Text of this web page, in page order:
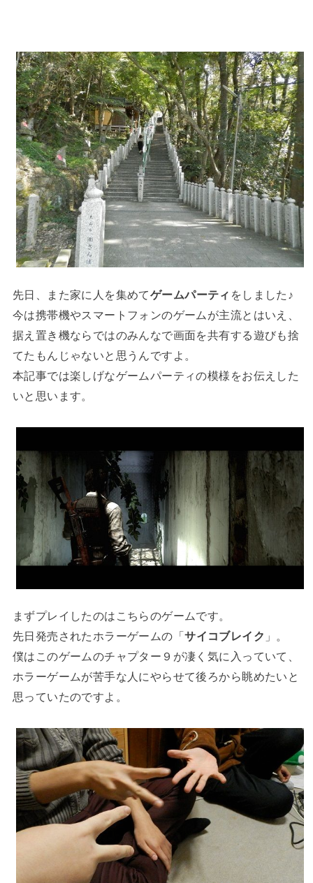
先日、また家に人を集めてゲームパーティ をしました♪
今は携帯機やスマートフォンのゲームが主流とはいえ、
据え置き機ならではのみんなで画面を共有する遊びも捨
てたもんじゃないと思うんですよ。
本記事では楽しげなゲームパーティの模様をお伝えした
いと思います。
まずプレイしたのはこちらのゲームです。
先日発売されたホラーゲームの「サイコブレイク 」。
僕はこのゲームのチャプター９が凄く気に入っていて、
ホラーゲームが苦手な人にやらせて後ろから眺めたいと
思っていたのですよ。